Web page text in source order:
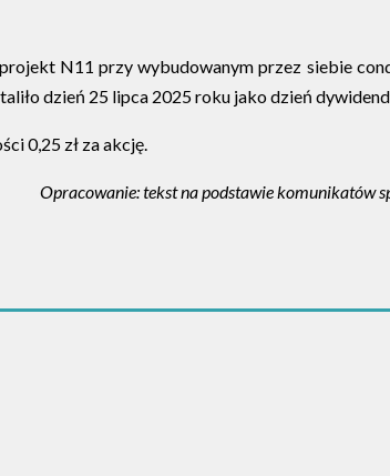
N11 przy wybudowanym przez siebie
dzień 25 lipca 2025 roku jako dzień
0,25 zł za akcję.
Opracowanie: tekst na podstawie komunikatów